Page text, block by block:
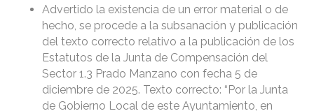
Advertido la existencia de un error material o de
hecho, se procede a la subsanación y publicación
del texto correcto relativo a la publicación de los
Estatutos de la Junta de Compensación del
Sector 1.3 Prado Manzano con fecha 5 de
diciembre de 2025. Texto correcto: “Por la Junta
de Gobierno Local de este Ayuntamiento, en